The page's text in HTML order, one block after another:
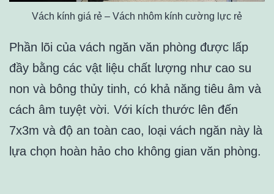
Vách kính giá rẻ – Vách nhôm kính cường lực rẻ
Phần lõi của vách ngăn văn phòng được lấp
đầy bằng các vật liệu chất lượng như cao su
non và bông thủy tinh, có khả năng tiêu âm và
cách âm tuyệt vời. Với kích thước lên đến
7x3m và độ an toàn cao, loại vách ngăn này là
lựa chọn hoàn hảo cho không gian văn phòng.